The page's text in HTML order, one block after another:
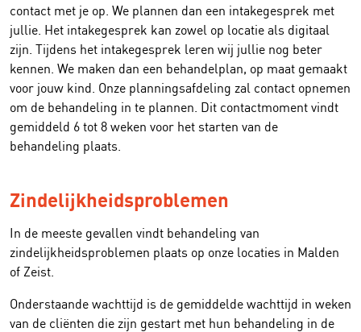
contact met je op. We plannen dan een intakegesprek met
jullie. Het intakegesprek kan zowel op locatie als digitaal
zijn. Tijdens het intakegesprek leren wij jullie nog beter
kennen. We maken dan een behandelplan, op maat gemaakt
voor jouw kind. Onze planningsafdeling zal contact opnemen
om de behandeling in te plannen. Dit contactmoment vindt
gemiddeld 6 tot 8 weken voor het starten van de
behandeling plaats.
Zindelijkheidsproblemen
In de meeste gevallen vindt behandeling van
zindelijkheidsproblemen plaats op onze locaties in Malden
of Zeist.
Onderstaande wachttijd is de gemiddelde wachttijd in weken
van de cliënten die zijn gestart met hun behandeling in de